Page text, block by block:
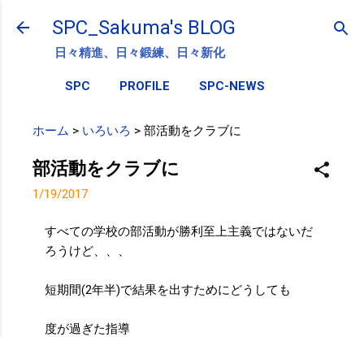
スキップしてメイン コンテンツに移動
SPC_Sakuma's BLOG
日々精進、日々鍛練、日々新化
SPC PROFILE SPC-NEWS
ホーム > いろいろ > 部活動をクラブに
部活動をクラブに
1/19/2017
すべての学校の部活動が勝利至上主義ではないだ
ろうけど、、、
短期間(2年半)で結果を出すためにどうしても
度が過ぎた指導